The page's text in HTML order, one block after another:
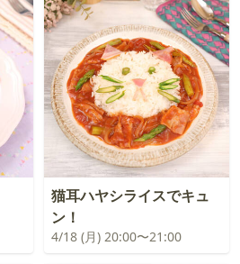
猫耳ハヤシライスでキュ
ン！
4/18 (月) 20:00〜21:00